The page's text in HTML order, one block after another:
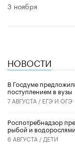
3 ноября
НОВОСТИ
В Госдуме
поступлением в вузы
7 АВГУСТА / ЕГЭ И ОГЭ
Роспотребнадзор
рыбой и
6 АВГУСТА / ДЕТИ